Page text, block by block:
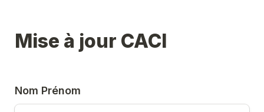
Mise à jour CACI
Nom Prénom